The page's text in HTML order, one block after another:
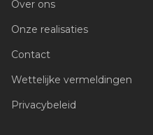
Over ons
Onze realisaties
Contact
Wettelijke vermeldingen
Privacybeleid